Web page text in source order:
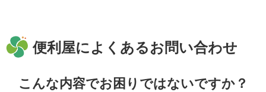
便利屋によくあるお問い合わせ
こんな内容でお困りではないですか？